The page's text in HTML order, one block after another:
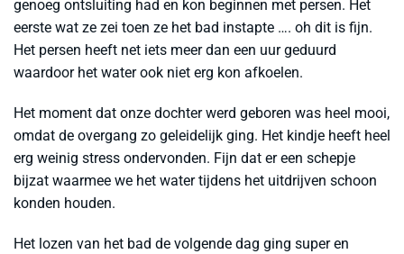
genoeg ontsluiting had en kon beginnen met persen. Het
eerste wat ze zei toen ze het bad instapte …. oh dit is fijn.
Het persen heeft net iets meer dan een uur geduurd
waardoor het water ook niet erg kon afkoelen.
Het moment dat onze dochter werd geboren was heel mooi,
omdat de overgang zo geleidelijk ging. Het kindje heeft heel
erg weinig stress ondervonden. Fijn dat er een schepje
bijzat waarmee we het water tijdens het uitdrijven schoon
konden houden.
Het lozen van het bad de volgende dag ging super en